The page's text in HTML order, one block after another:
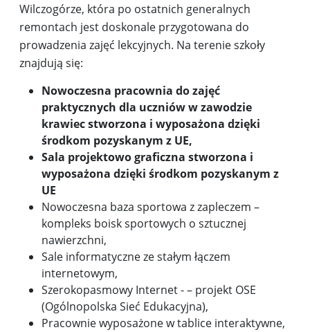
Wilczogórze, która po ostatnich generalnych
remontach jest doskonale przygotowana do
prowadzenia zajęć lekcyjnych. Na terenie szkoły
znajdują się:
Nowoczesna pracownia do zajęć
praktycznych dla uczniów w zawodzie
krawiec stworzona i wyposażona dzięki
środkom pozyskanym z UE,
Sala projektowo graficzna stworzona i
wyposażona dzięki środkom pozyskanym z
UE
Nowoczesna baza sportowa z zapleczem –
kompleks boisk sportowych o sztucznej
nawierzchni,
Sale informatyczne ze stałym łączem
internetowym,
Szerokopasmowy Internet - – projekt OSE
(Ogólnopolska Sieć Edukacyjna),
Pracownie wyposażone w tablice interaktywne,